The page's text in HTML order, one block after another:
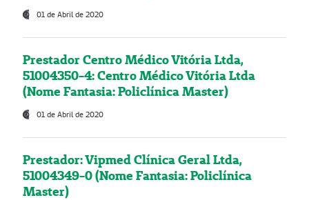
01 de Abril de 2020
Prestador Centro Médico Vitória Ltda,
51004350-4: Centro Médico Vitória Ltda
(Nome Fantasia: Policlínica Master)
01 de Abril de 2020
Prestador: Vipmed Clínica Geral Ltda,
51004349-0 (Nome Fantasia: Policlínica
Master)